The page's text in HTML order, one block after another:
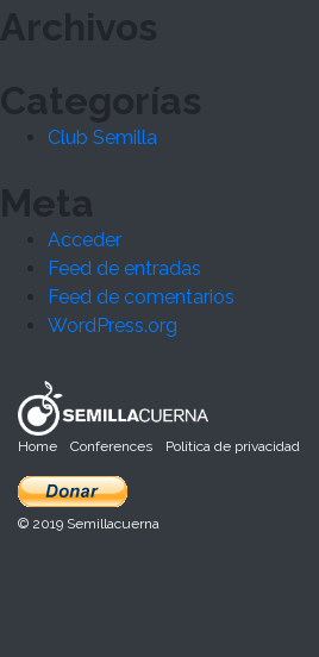
Archivos
Categorías
Club Semilla
Meta
Acceder
Feed de entradas
Feed de comentarios
WordPress.org
Home Conferences Política de privacidad
© 2019 Semillacuerna